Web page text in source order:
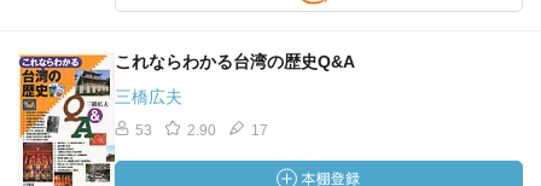
これならわかる台湾の歴史Q&A
三橋広夫
53 2.90 17